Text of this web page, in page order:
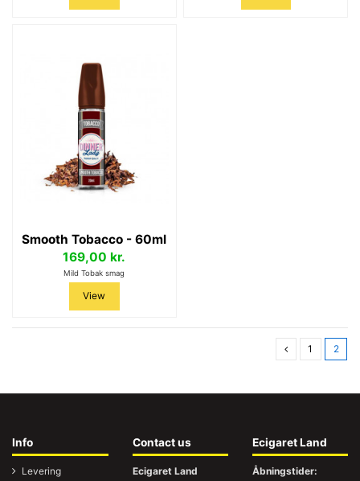
Smooth Tobacco - 60ml
169,00 kr.
Mild Tobak smag
View
1 2
Info
Levering
Contact us
Ecigaret Land
Ecigaret Land
Åbningstider: